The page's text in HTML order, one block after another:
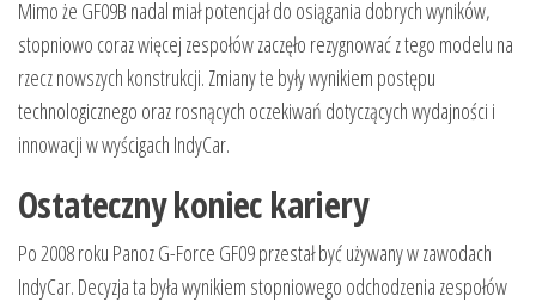
Mimo że GF09B nadal miał potencjał do osiągania dobrych wyników,
stopniowo coraz więcej zespołów zaczęło rezygnować z tego modelu na
rzecz nowszych konstrukcji. Zmiany te były wynikiem postępu
technologicznego oraz rosnących oczekiwań dotyczących wydajności i
innowacji w wyścigach IndyCar.
Ostateczny koniec kariery
Po 2008 roku Panoz G-Force GF09 przestał być używany w zawodach
IndyCar. Decyzja ta była wynikiem stopniowego odchodzenia zespołów